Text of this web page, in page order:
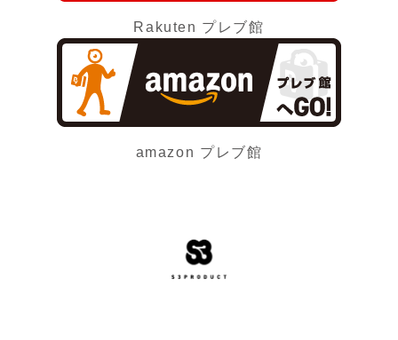
Rakuten プレブ館
amazon プレブ館